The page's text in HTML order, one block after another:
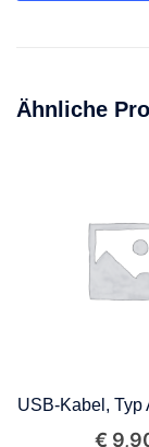
Ähnliche
USB-Kabel, Typ
€